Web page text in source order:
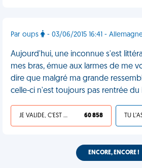
Par oups - 03/06/2015 16:41 -
Aujourd'hui, une inconnue s'est
mes bras, émue aux larmes de me
dire que malgré ma grande
celle-ci n'est toujours pas rentrée du
JE VALIDE, C'EST UNE VDM 60 858
ENCORE, ENCORE !